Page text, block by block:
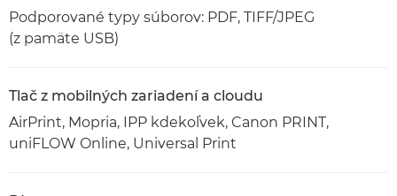
Podporované typy súborov: PDF, TIFF/JPEG
(z pamäte USB)
Tlač z mobilných zariadení a cloudu
AirPrint, Mopria, IPP kdekoľvek, Canon PRINT,
uniFLOW Online, Universal Print